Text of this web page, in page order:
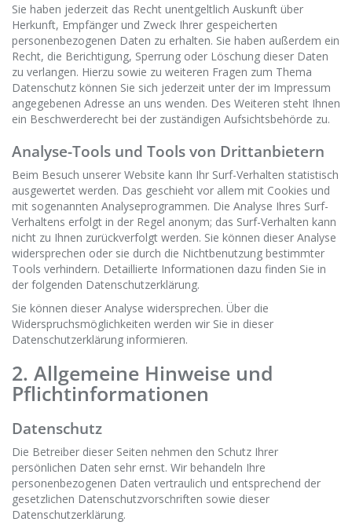
Sie haben jederzeit das Recht unentgeltlich Auskunft über
Herkunft, Empfänger und Zweck Ihrer gespeicherten
personenbezogenen Daten zu erhalten. Sie haben außerdem ein
Recht, die Berichtigung, Sperrung oder Löschung dieser Daten
zu verlangen. Hierzu sowie zu weiteren Fragen zum Thema
Datenschutz können Sie sich jederzeit unter der im Impressum
angegebenen Adresse an uns wenden. Des Weiteren steht Ihnen
ein Beschwerderecht bei der zuständigen Aufsichtsbehörde zu.
Analyse-Tools und Tools von Drittanbietern
Beim Besuch unserer Website kann Ihr Surf-Verhalten statistisch
ausgewertet werden. Das geschieht vor allem mit Cookies und
mit sogenannten Analyseprogrammen. Die Analyse Ihres Surf-
Verhaltens erfolgt in der Regel anonym; das Surf-Verhalten kann
nicht zu Ihnen zurückverfolgt werden. Sie können dieser Analyse
widersprechen oder sie durch die Nichtbenutzung bestimmter
Tools verhindern. Detaillierte Informationen dazu finden Sie in
der folgenden Datenschutzerklärung.
Sie können dieser Analyse widersprechen. Über die
Widerspruchsmöglichkeiten werden wir Sie in dieser
Datenschutzerklärung informieren.
2. Allgemeine Hinweise und
Pflichtinformationen
Datenschutz
Die Betreiber dieser Seiten nehmen den Schutz Ihrer
persönlichen Daten sehr ernst. Wir behandeln Ihre
personenbezogenen Daten vertraulich und entsprechend der
gesetzlichen Datenschutzvorschriften sowie dieser
Datenschutzerklärung.